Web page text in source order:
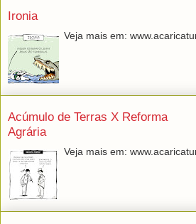
Ironia
Veja mais em:
Acúmulo de Terras X Reforma
Agrária
Veja mais em: